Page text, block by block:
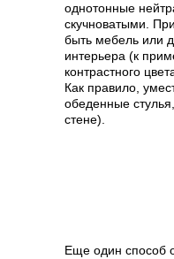
однотонные
скучноватыми.
быть мебель или
интерьера (к
контрастного
Как правило,
обеденные
стене).
Еще один способ